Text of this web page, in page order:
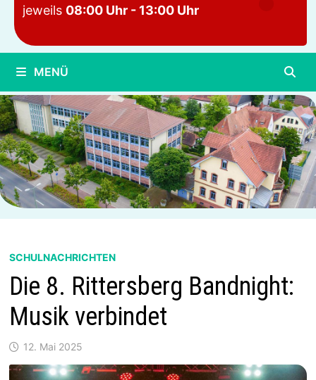
jeweils 08:00 Uhr - 13:00 Uhr
MENÜ
SCHULNACHRICHTEN
Die 8. Rittersberg Bandnight:
Musik verbindet
12. Mai 2025